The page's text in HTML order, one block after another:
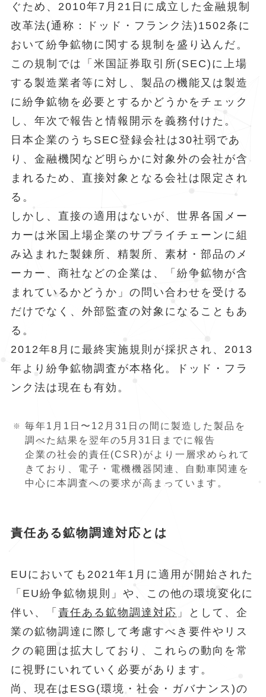
ぐため、2010年7月21日に成立した金融規制
改革法(通称：ドッド・フランク法)1502条に
おいて紛争鉱物に関する規制を盛り込んだ。
この規制では「米国証券取引所(SEC)に上場
する製造業者等に対し、製品の機能又は製造
に紛争鉱物を必要とするかどうかをチェック
し、年次で報告と情報開示を義務付けた。
日本企業のうちSEC登録会社は30社弱であ
り、金融機関など明らかに対象外の会社が含
まれるため、直接対象となる会社は限定され
る。
しかし、直接の適用はないが、世界各国メー
カーは米国上場企業のサプライチェーンに組
み込まれた製錬所、精製所、素材・部品のメ
ーカー、商社などの企業は、「紛争鉱物が含
まれているかどうか」の問い合わせを受ける
だけでなく、外部監査の対象になることもあ
る。
2012年8月に最終実施規則が採択され、2013
年より紛争鉱物調査が本格化。ドッド・フラ
ンク法は現在も有効。
毎年1月1日〜12月31日の間に製造した製品を
調べた結果を翌年の5月31日までに報告
企業の社会的責任(CSR)がより一層求められて
きており、電子・電機機器関連、自動車関連を
中心に本調査への要求が高まっています。
責任ある鉱物調達対応とは
EUにおいても2021年1月に適用が開始された
「EU紛争鉱物規則」や、この他の環境変化に
伴い、「 責任ある鉱物調達対応 」として、企
業の鉱物調達に際して考慮すべき要件やリス
クの範囲は拡大しており、これらの動向を常
に視野にいれていく必要があります。
尚、現在はESG(環境・社会・ガバナンス)の